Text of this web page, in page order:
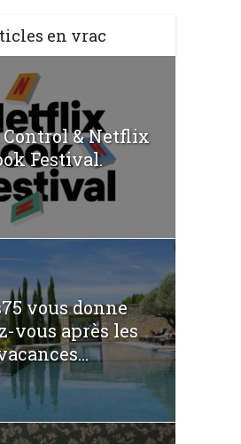
en vrac
Control & Netflix
Festival.
vous donne
vous après les